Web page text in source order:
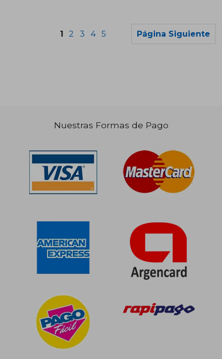
40%
dcto.
$ 88.959
$ 53.376
1 2 3 4 5 Página Siguiente
Nuestras Formas de Pago